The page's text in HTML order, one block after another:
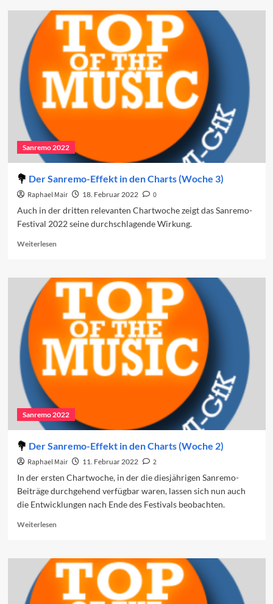
Sanremo-
Beiträge
in
den
Charts
(Woche
2)
Sanremo 2022
Der Sanremo-Effekt in den Charts (Woche 3)
Raphael Mair 18. Februar 2022
0
Auch in der dritten relevanten Chartwoche zeigt das Sanremo-
Festival 2022 seine durchschlagende Wirkung.
WeiterlesenRead
Der
Sanremo-
Effekt
Charts
(Woche
3)
Sanremo 2022
Der Sanremo-Effekt in den Charts (Woche 2)
Raphael Mair 11. Februar 2022
2
In der ersten Chartwoche, in der die diesjährigen Sanremo-
Beiträge durchgehend verfügbar waren, lassen sich nun auch
die Entwicklungen nach Ende des Festivals beobachten.
WeiterlesenRead
Der
Sanremo-
Effekt